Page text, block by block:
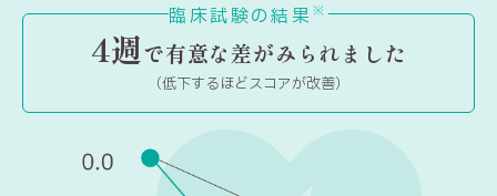
臨床試験の結果※
4週で有意な差がみられました
（低下するほどスコアが改善）